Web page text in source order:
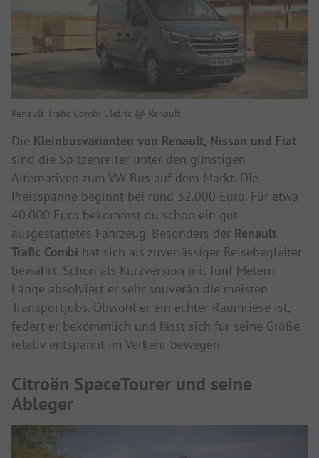
Renault Trafic Combi Eletric @ Renault
Die Kleinbusvarianten von Renault, Nissan und Fiat
sind die Spitzenreiter unter den günstigen
Alternativen zum VW Bus auf dem Markt. Die
Preisspanne beginnt bei rund 32.000 Euro. Für etwa
40.000 Euro bekommst du schon ein gut
ausgestattetes Fahrzeug. Besonders der Renault
Trafic Combi hat sich als zuverlässiger Reisebegleiter
bewährt. Schon als Kurzversion mit fünf Metern
Länge absolviert er sehr souverän die meisten
Transportjobs. Obwohl er ein echter Raumriese ist,
federt er bekömmlich und lässt sich für seine Größe
relativ entspannt im Verkehr bewegen.
Citroën SpaceTourer und seine
Ableger